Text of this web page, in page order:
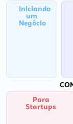
Iniciando
um
Negócio
Para
Startups